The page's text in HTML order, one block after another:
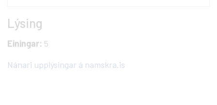
Lýsing
Einingar: 5
Nánari upplýsingar á namskra.is